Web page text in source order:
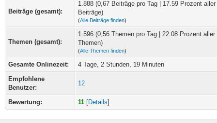
Beiträge (gesamt):
1.888 (0,67 Beiträge pro Tag | 17.59 Prozent aller
Beiträge)
(Alle Beiträge finden)
Themen (gesamt):
1.596 (0,56 Themen pro Tag | 22.08 Prozent aller
Themen)
(Alle Themen finden)
Gesamte Onlinezeit:
4 Tage, 2 Stunden, 19 Minuten
Empfohlene
Benutzer:
12
Bewertung: 11 [Details]